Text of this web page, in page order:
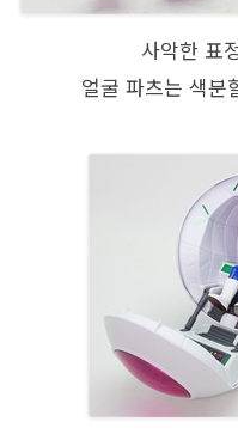
사악한 표
얼굴 파츠는 색분